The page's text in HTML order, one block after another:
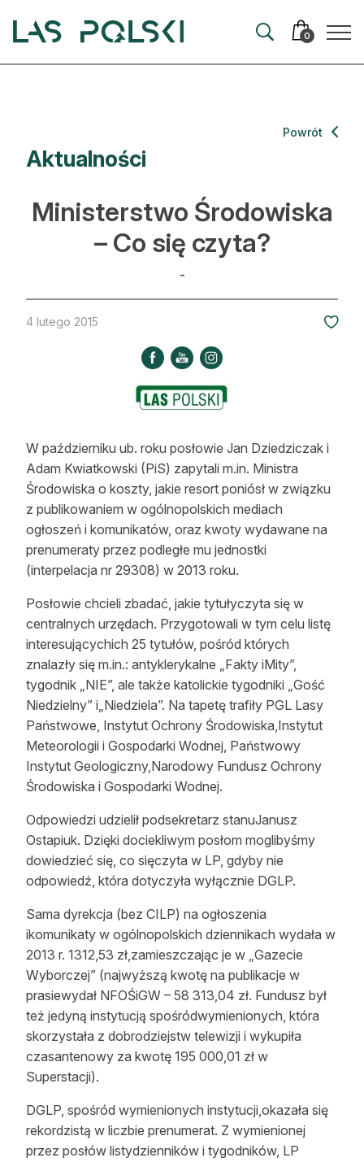
0
Artykuły
Hodowla lasu
Ochrona lasu
Nowe technologie
Kultura i historia
Dla drwala
Leśnik na zakupach
Z zagranicy
Edukacja
Lasy prywatne
O nas
100 lat „Lasu Polskiego”
Prenumerata
Reklama
Zostań autorem
Archiwum
Kontakt
Aktualności
Powrót
Ministerstwo Środowiska
– Co się czyta?
-
4 lutego 2015
W październiku ub. roku posłowie Jan Dziedziczak i
Adam Kwiatkowski (PiS) zapytali m.in. Ministra
Środowiska o koszty, jakie resort poniósł w związku
z publikowaniem w ogólnopolskich mediach
ogłoszeń i komunikatów, oraz kwoty wydawane na
prenumeraty przez podległe mu jednostki
(interpelacja nr 29308) w 2013 roku.
Posłowie chcieli zbadać, jakie tytułyczyta się w
centralnych urzędach. Przygotowali w tym celu listę
interesującychich 25 tytułów, pośród których
znalazły się m.in.: antyklerykalne „Fakty iMity”,
tygodnik „NIE”, ale także katolickie tygodniki „Gość
Niedzielny” i„Niedziela”. Na tapetę trafiły PGL Lasy
Państwowe, Instytut Ochrony Środowiska,Instytut
Meteorologii i Gospodarki Wodnej, Państwowy
Instytut Geologiczny,Narodowy Fundusz Ochrony
Środowiska i Gospodarki Wodnej.
Odpowiedzi udzielił podsekretarz stanuJanusz
Ostapiuk. Dzięki dociekliwym posłom moglibyśmy
dowiedzieć się, co sięczyta w LP, gdyby nie
odpowiedź, która dotyczyła wyłącznie DGLP.
Sama dyrekcja (bez CILP) na ogłoszenia
ikomunikaty w ogólnopolskich dziennikach wydała w
2013 r. 1312,53 zł,zamieszczając je w „Gazecie
Wyborczej” (najwyższą kwotę na publikacje w
prasiewydał NFOŚiGW – 58 313,04 zł. Fundusz był
też jedyną instytucją spośródwymienionych, która
skorzystała z dobrodziejstw telewizji i wykupiła
czasantenowy za kwotę 195 000,01 zł w
Superstacji).
DGLP, spośród wymienionych instytucji,okazała się
rekordzistą w liczbie prenumerat. Z wymienionej
przez posłów listydzienników i tygodników, LP